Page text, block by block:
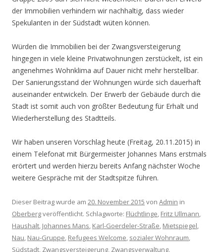
der Immobilien verhindern wir nachhaltig, dass wieder
Spekulanten in der Südstadt wüten können.
Würden die Immobilien bei der Zwangsversteigerung
hingegen in viele kleine Privatwohnungen zerstückelt, ist ein
angenehmes Wohnklima auf Dauer nicht mehr herstellbar.
Der Sanierungsstand der Wohnungen würde sich dauerhaft
auseinander entwickeln. Der Erwerb der Gebäude durch die
Stadt ist somit auch von größter Bedeutung für Erhalt und
Wiederherstellung des Stadtteils.
Wir haben unseren Vorschlag heute (Freitag, 20.11.2015) in
einem Telefonat mit Bürgermeister Johannes Mans erstmals
erörtert und werden hierzu bereits Anfang nächster Woche
weitere Gespräche mit der Stadtspitze führen.
Dieser Beitrag wurde am 20. November 2015 von Admin in
Oberbergveröffentlicht. Schlagworte: Flüchtlinge, Fritz Ullmann,
Haushalt, Johannes Mans, Karl-Goerdeler-Straße, Mietspiegel,
Nau, Nau-Gruppe, Refugees Welcome, sozialer Wohnraum,
Südstadt, Zwangsversteigerung, Zwangsverwaltung.